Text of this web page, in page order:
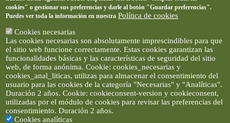
cookies" o gestionar sus preferencias y darle al botón "Guardar preferencias".
Puedes ver toda la información en nuestra Política de cookies
Cookies necesarias
Las cookies necesarias son absolutamente imprescindibles para que
el sitio web funcione correctamente. Estas cookies garantizan las
funcionalidades básicas y las características de seguridad del sitio
web, de forma anónima. Cookie: cookies_necesarias y
cookies_anal_liticas, utilizas para almacenar el consentimiento del
usuario para las cookies de la categoría "Necesarias" y "Analíticas".
Duración 2 años. Cookie: cookieconsent-version y cookieconsent,
utilizadas por el módulo de cookies para revisar las preferencias del
consentimiento. Duración 2 años.
Cookies analíticas